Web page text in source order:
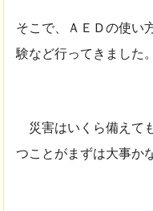
そこで、ＡＥＤの使い
験など行ってきました。
災害はいくら備えて
つことがまずは大事か